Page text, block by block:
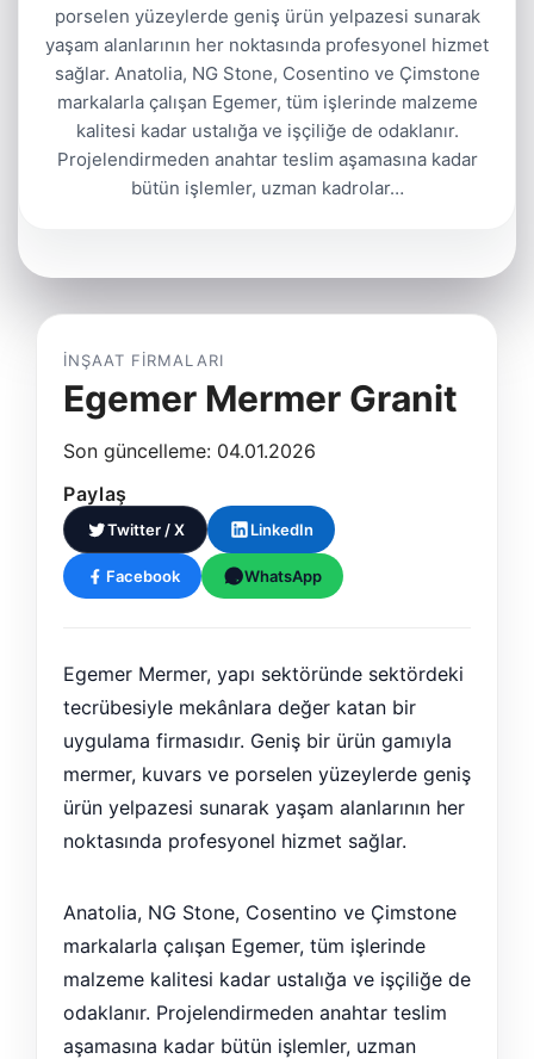
porselen yüzeylerde geniş ürün yelpazesi sunarak
yaşam alanlarının her noktasında profesyonel hizmet
sağlar. Anatolia, NG Stone, Cosentino ve Çimstone
markalarla çalışan Egemer, tüm işlerinde malzeme
kalitesi kadar ustalığa ve işçiliğe de odaklanır.
Projelendirmeden anahtar teslim aşamasına kadar
bütün işlemler, uzman kadrolar…
İNŞAAT FIRMALARI
Egemer Mermer Granit
Son güncelleme: 04.01.2026
Paylaş
Twitter / X LinkedIn
Facebook WhatsApp
Egemer Mermer, yapı sektöründe sektördeki
tecrübesiyle mekânlara değer katan bir
uygulama firmasıdır. Geniş bir ürün gamıyla
mermer, kuvars ve porselen yüzeylerde geniş
ürün yelpazesi sunarak yaşam alanlarının her
noktasında profesyonel hizmet sağlar.
Anatolia, NG Stone, Cosentino ve Çimstone
markalarla çalışan Egemer, tüm işlerinde
malzeme kalitesi kadar ustalığa ve işçiliğe de
odaklanır. Projelendirmeden anahtar teslim
aşamasına kadar bütün işlemler, uzman